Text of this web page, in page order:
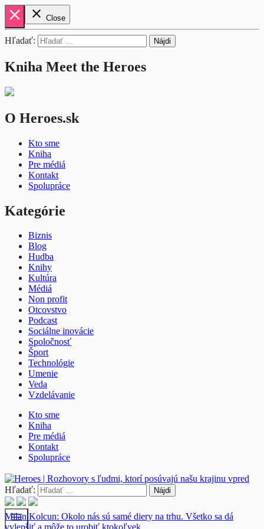
close close Close
Hľadať:
Kniha Meet the Heroes
O Heroes.sk
Kto sme
Kniha
Pre médiá
Kontakt
Spolupráce
Kategórie
Biznis
Blog
Hudba
Knihy
Kultúra
Médiá
Non profit
Otcovstvo
Podcast
Sociálne inovácie
Spoločnosť
Šport
Technológie
Umenie
Veda
Vzdelávanie
Kto sme
Kniha
Pre médiá
Kontakt
Spolupráce
Hľadať:
menu
Milan Kolcun: Okolo nás sú samé diery na trhu. Všetko sa dá